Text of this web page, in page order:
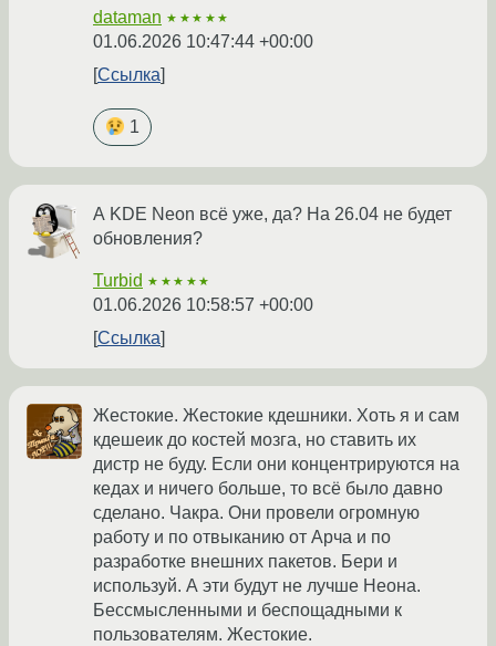
dataman ★★★★★
01.06.2026 10:47:44 +00:00
Ссылка
1
А KDE Neon всё уже, да? На 26.04 не будет
обновления?
Turbid ★★★★★
01.06.2026 10:58:57 +00:00
Ссылка
Жестокие. Жестокие кдешники. Хоть я и сам
кдешеик до костей мозга, но ставить их
дистр не буду. Если они концентрируются на
кедах и ничего больше, то всё было давно
сделано. Чакра. Они провели огромную
работу и по отвыканию от Арча и по
разработке внешних пакетов. Бери и
используй. А эти будут не лучше Неона.
Бессмысленными и беспощадными к
пользователям. Жестокие.